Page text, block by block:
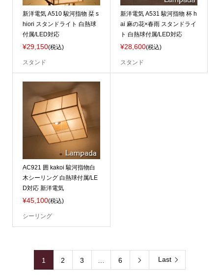
新洋電気 A510 駿河指物 栞 s
hiori スタンドライト 白熱球
付属/LED対応
¥29,150(税込)
スタンド
新洋電気 A531 駿河指物 杯 h
ai 麻の花×春雨 スタンドライ
ト 白熱球付属/LED対応
¥28,600(税込)
スタンド
AC921 囲 kakoi 駿河指物白
木シーリング 白熱球付属/LE
D対応 新洋電気
¥45,100(税込)
シーリング
1 2 3 6  Last